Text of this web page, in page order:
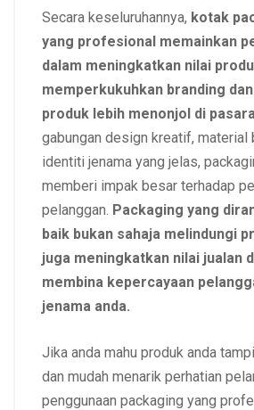
Secara keseluruhannya, kotak
yang profesional memainkan
dalam meningkatkan nilai
memperkukuhkan branding
produk lebih menonjol di
gabungan design kreatif, material
identiti jenama yang jelas,
memberi impak besar terhadap
pelanggan. Packaging yang
baik bukan sahaja melindungi
juga meningkatkan nilai jualan
membina kepercayaan
jenama anda.
Jika anda mahu produk anda
dan mudah menarik perhatian
penggunaan packaging yang